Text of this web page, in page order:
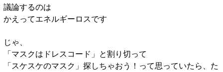
議論するのは
かえってエネルギーロスです
じゃ、
「マスクはドレスコード」と割り切って
「スケスケのマスク」探しちゃおう！って思っていたら、た